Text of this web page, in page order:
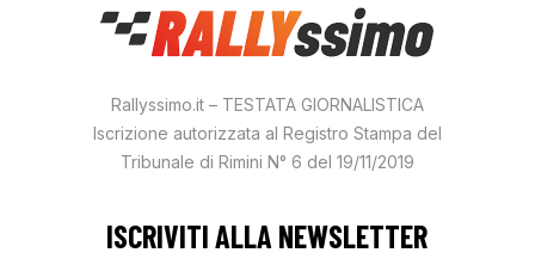
Rallyssimo.it – TESTATA GIORNALISTICA
Iscrizione autorizzata al Registro Stampa del
Tribunale di Rimini N° 6 del 19/11/2019
ISCRIVITI ALLA NEWSLETTER